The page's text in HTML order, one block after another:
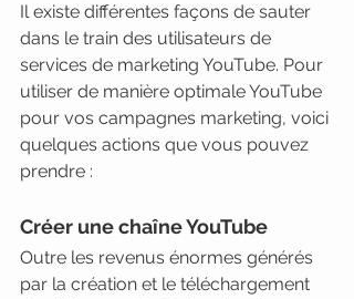
Il existe différentes façons de sauter
dans le train des utilisateurs de
services de marketing YouTube. Pour
utiliser de manière optimale YouTube
pour vos campagnes marketing, voici
quelques actions que vous pouvez
prendre :
Créer une chaîne YouTube
Outre les revenus énormes générés
par la création et le téléchargement